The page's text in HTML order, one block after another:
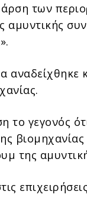
των
το γεγονός
της